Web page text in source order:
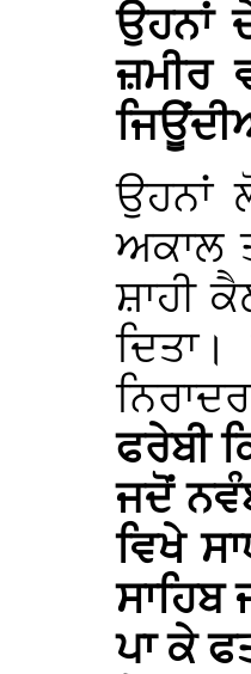
ਉਹਨਾਂ
ਜ਼ਮੀਰ
ਉਹਨਾਂ
ਅਕਾਲ
ਸ਼ਾਹੀ
ਫਰੇਬੀ
ਜਦੋਂ
ਵਿਖੇ
ਪਾ ਕੇ